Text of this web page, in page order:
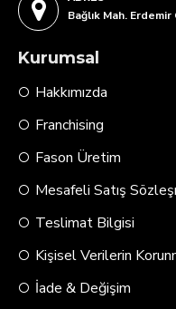
Bağlık Mah.
Kurumsal
Hakkımızda
Franchising
Fason Üretim
Mesafeli Satış
Teslimat Bilgisi
Kişisel Verilerin
İade & Değişim